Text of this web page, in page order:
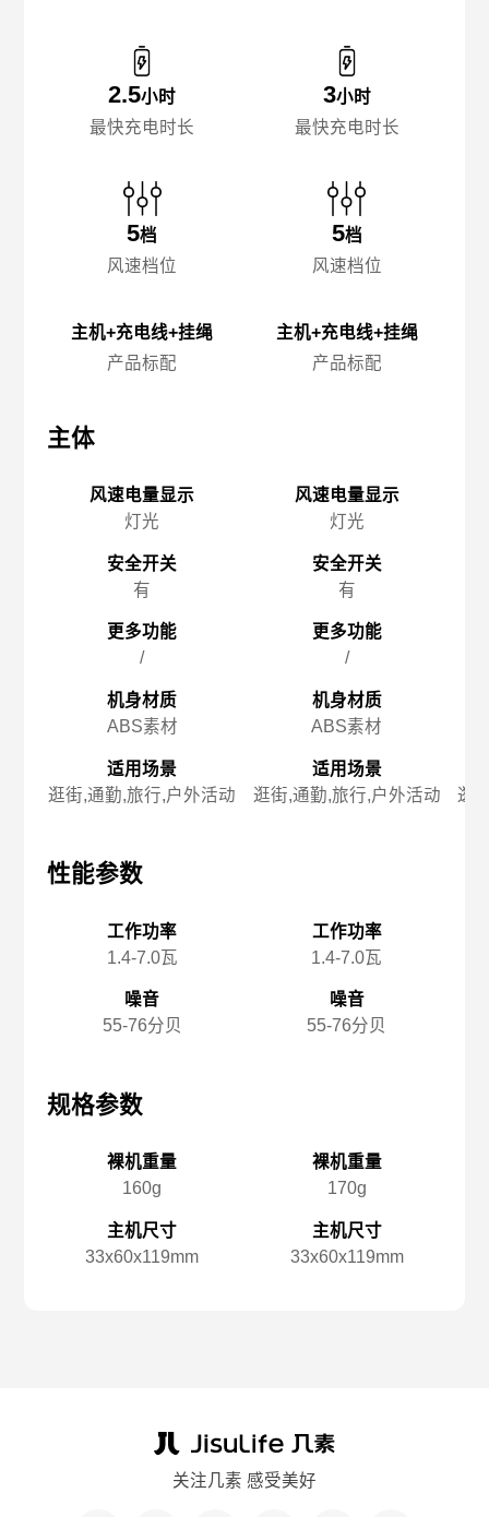
2.5小时
最快充电时长
5档
风速档位
主机+充电线+挂绳
产品标配
主体
风速电量显示
灯光
安全开关
有
更多功能
/
机身材质
ABS素材
适用场景
逛街,通勤,旅行,户外活动
性能参数
工作功率
1.4-7.0瓦
噪音
55-76分贝
规格参数
裸机重量
160g
主机尺寸
33x️60x️119mm
3小时
最快充电时长
5档
风速档位
主机+充电线+挂绳
产品标配
风速电量显示
灯光
安全开关
有
更多功能
/
机身材质
ABS素材
适用场景
逛街,通勤,旅行,户外活动
工作功率
1.4-7.0瓦
噪音
55-76分贝
裸机重量
170g
主机尺寸
33x️60x️119mm
逛
关注几素 感受美好